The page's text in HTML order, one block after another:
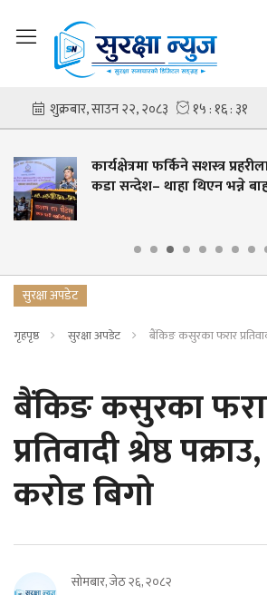
कार्यक्षेत्रमा फर्किने सशस्त्र
कडा सन्देश– थाहा थिएन भन्ने
सुरक्षा अपडेट
गृहपृष्ठ सुरक्षा अपडेट बैंकिङ कसुरका फरार
बैंकिङ कसुरका
प्रतिवादी श्रेष्ठ
करोड बिगो
सोमबार, जेठ २६, २०८२